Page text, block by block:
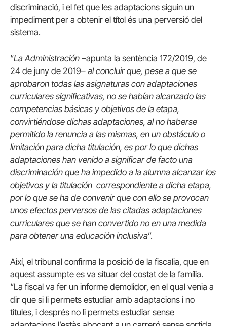
discriminació, i el fet que les adaptacions siguin un
impediment per a obtenir el títol és una perversió del
sistema.
“La Administración –apunta la sentència 172/2019, de
24 de juny de 2019– al concluir que, pese a que se
aprobaron todas las asignaturas con adaptaciones
curriculares significativas, no se habían alcanzado las
competencias básicas y objetivos de la etapa,
convirtiéndose dichas adaptaciones, al no haberse
permitido la renuncia a las mismas, en un obstáculo o
limitación para dicha titulación, es por lo que dichas
adaptaciones han venido a significar de facto una
discriminación que ha impedido a la alumna alcanzar los
objetivos y la titulación correspondiente a dicha etapa,
por lo que se ha de convenir que con ello se provocan
unos efectos perversos de las citadas adaptaciones
curriculares que se han convertido no en una medida
para obtener una educación inclusiva”.
Així, el tribunal confirma la posició de la fiscalia, que en
aquest assumpte es va situar del costat de la família.
“La fiscal va fer un informe demolidor, en el qual venia a
dir que si li permets estudiar amb adaptacions i no
titules, i després no li permets estudiar sense